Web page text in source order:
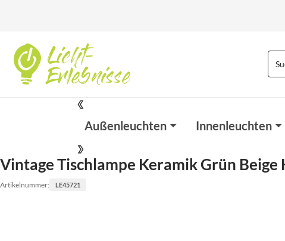
Außenleuchten Innenleuchten
Vintage Tischlampe Keramik Grün Beige
Artikelnummer: LE45721